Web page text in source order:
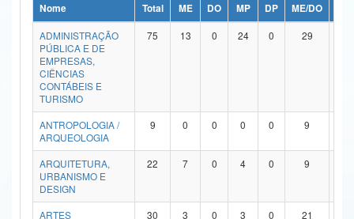
Ministério da Ciência, Tecnologia, Inovações e Comunicações
Ministério do Meio Ambiente
Ministério do Turismo
Ministério do Desenvolvimento Regional
Controladoria-Geral da União
Ministério da Mulher, da Família e dos Direitos Humanos
Nome Total ME DO MP DP ME/DO
ADMINISTRAÇÃO
PÚBLICA E DE
EMPRESAS,
CIÊNCIAS
CONTÁBEIS E
TURISMO
75 13 0 24 0 29
ANTROPOLOGIA /
ARQUEOLOGIA
9 0 0 0 0 9
ARQUITETURA,
URBANISMO E
DESIGN
22 7 0 4 0 9
ARTES 30 3 0 3 0 21